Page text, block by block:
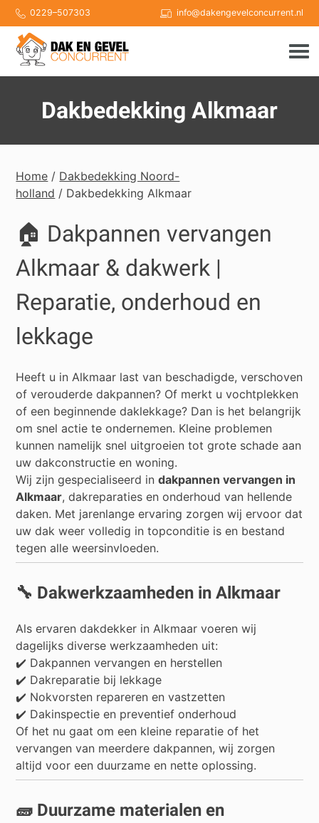
Skip
to
content
0229–507303 info@dakengevelconcurrent.nl
Dakbedekking Alkmaar
Home / Dakbedekking Noord-
holland / Dakbedekking Alkmaar
🏠 Dakpannen vervangen
Alkmaar & dakwerk |
Reparatie, onderhoud en
lekkage
Heeft u inAlkmaar last van beschadigde, verschoven
of verouderde dakpannen? Of merkt u vochtplekken
of een beginnende daklekkage? Dan is het belangrijk
om snel actie te ondernemen. Kleine problemen
kunnen namelijk snel uitgroeien tot grote schade aan
uw dakconstructie en woning.
Wij zijn gespecialiseerd indakpannen vervangen in
Alkmaar, dakreparaties en onderhoud van hellende
daken. Met jarenlange ervaring zorgen wij ervoor dat
uw dak weer volledig in topconditie is en bestand
tegen alle weersinvloeden.
🔧 Dakwerkzaamheden in Alkmaar
Als ervaren dakdekker in Alkmaar voeren wij
dagelijks diverse werkzaamheden uit:
✔️ Dakpannen vervangen en herstellen
✔️ Dakreparatie bij lekkage
✔️ Nokvorsten repareren en vastzetten
✔️ Dakinspectie en preventief onderhoud
Of het nu gaat om een kleine reparatie of het
vervangen van meerdere dakpannen, wij zorgen
altijd voor een duurzame en nette oplossing.
🧱 Duurzame materialen en